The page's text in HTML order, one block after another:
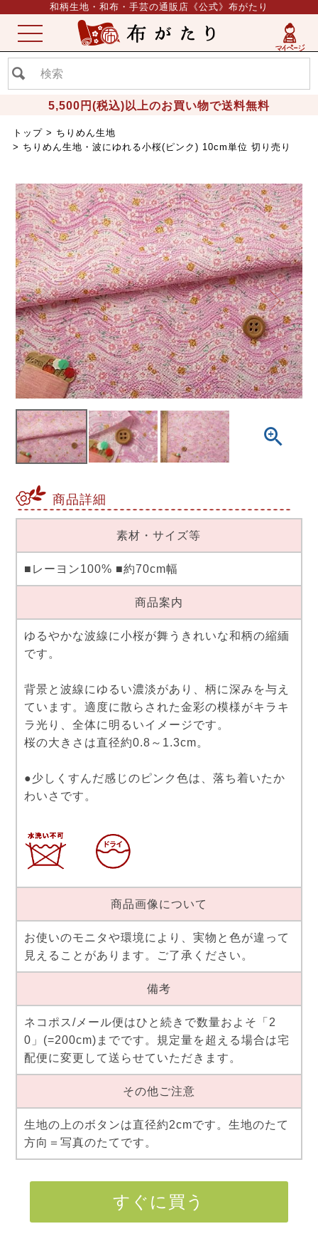
和柄生地・和布・手芸の通販店《公式》布がたり
5,500円(税込)以上のお買い物で送料無料
ME
NU
トップ
ちりめん生地
ちりめん生地・波にゆれる小桜(ピンク) 10cm単位 切り売り
商品詳細
素材・サイズ等
■レーヨン100% ■約70cm幅
商品案内
ゆるやかな波線に小桜が舞うきれいな和柄の縮緬
です。
背景と波線にゆるい濃淡があり、柄に深みを与え
ています。適度に散らされた金彩の模様がキラキ
ラ光り、全体に明るいイメージです。
桜の大きさは直径約0.8～1.3cm。
●少しくすんだ感じのピンク色は、落ち着いたか
わいさです。
商品画像について
お使いのモニタや環境により、実物と色が違って
見えることがあります。ご了承ください。
備考
ネコポス/メール便はひと続きで数量およそ「2
0」(=200cm)までです。規定量を超える場合は宅
配便に変更して送らせていただきます。
その他ご注意
生地の上のボタンは直径約2cmです。生地のたて
方向＝写真のたてです。
すぐに買う